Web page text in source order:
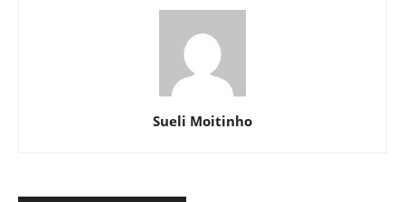
Sueli Moitinho